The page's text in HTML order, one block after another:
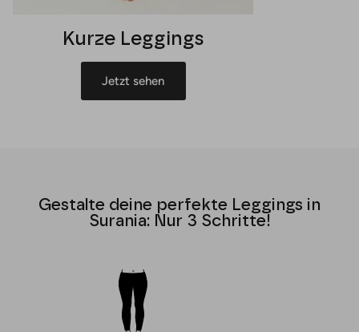
Kurze Leggings
Jetzt sehen
Gestalte deine perfekte Leggings in
Surania: Nur 3 Schritte!